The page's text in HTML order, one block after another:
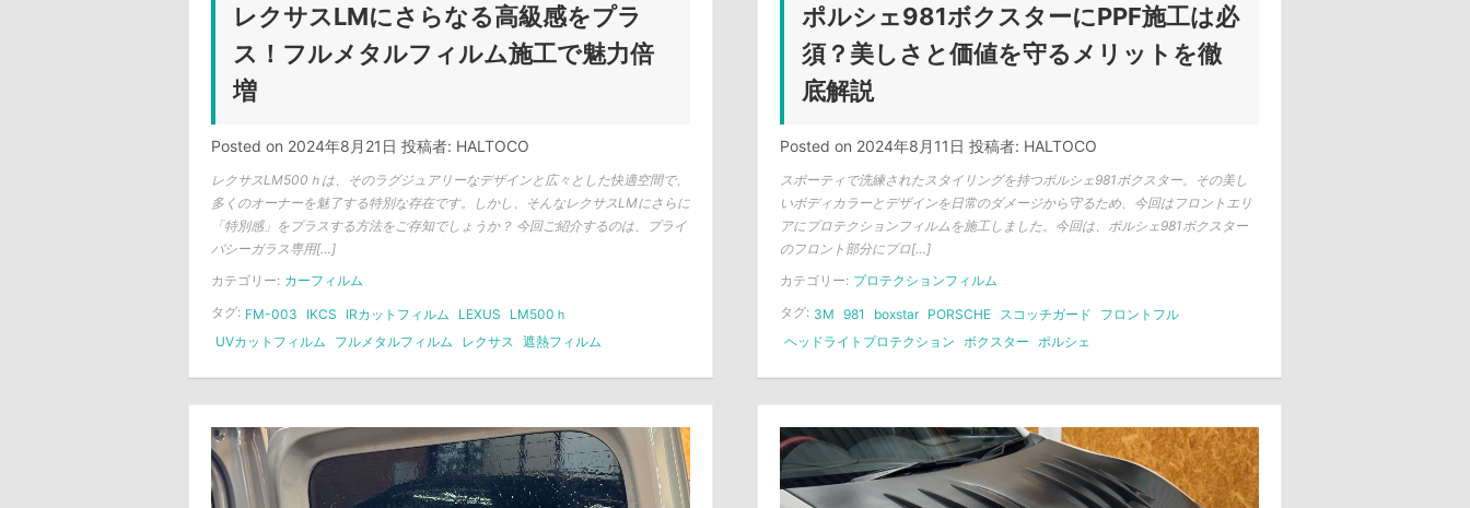
レクサスLMにさらなる高級感をプラ
ス！フルメタルフィルム施工で魅力倍
増
Posted on 2024年8月21日 投稿者: HALTOCO
レクサスLM500ｈは、そのラグジュアリーなデザインと広々とした快適空間で、
多くのオーナーを魅了する特別な存在です。しかし、そんなレクサスLMにさらに
「特別感」をプラスする方法をご存知でしょうか？ 今回ご紹介するのは、プライ
バシーガラス専用[…]
カテゴリー: カーフィルム
タグ: FM-003 IKCS IRカットフィルム LEXUS
LM500ｈ
UVカットフィルム
フルメタルフィルム レクサス 遮熱フィルム
ポルシェ981ボクスターにPPF施工は必
須？美しさと価値を守るメリットを徹
底解説
Posted on 2024年8月11日 投稿者: HALTOCO
スポーティで洗練されたスタイリングを持つポルシェ981ボクスター。その美し
いボディカラーとデザインを日常のダメージから守るため、今回はフロントエリ
アにプロテクションフィルムを施工しました。今回は、ポルシェ981ボクスター
のフロント部分にプロ[…]
カテゴリー: プロテクションフィルム
タグ: 3M 981 boxstar PORSCHE スコッチガード
フロントフル
ヘッドライトプロテクション ボクスター ポルシェ